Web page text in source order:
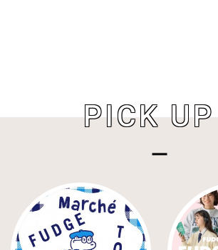
PICK